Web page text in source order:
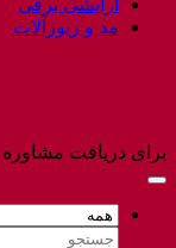
مد و زیورآلات
برای دریافت مشاوره
جستجو